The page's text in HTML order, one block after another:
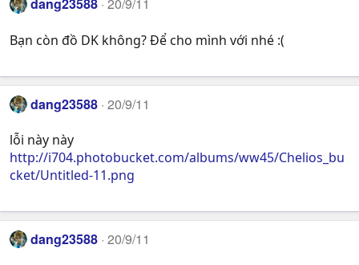
dang23588 20/9/11
Bạn còn đồ DK không? Để cho mình với nhé :(
dang23588 20/9/11
lỗi này này
http://i704.photobucket.com/albums/ww45/Chelios_bu
cket/Untitled-11.png
dang23588 20/9/11